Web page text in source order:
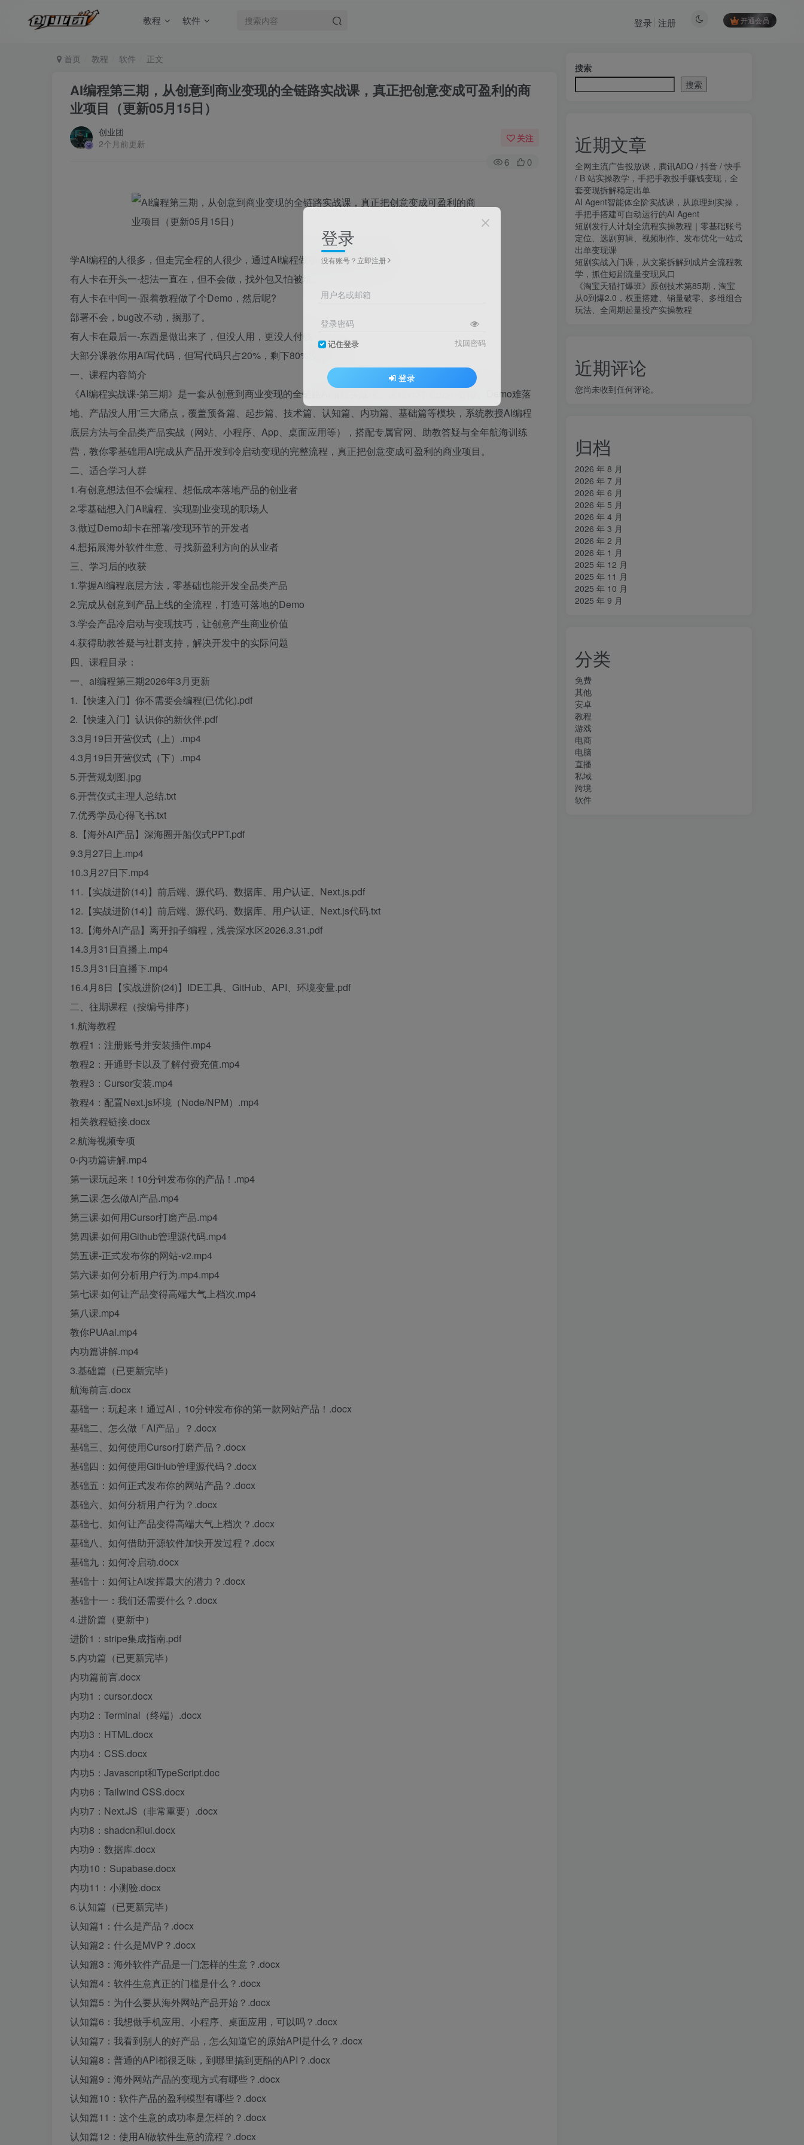
教程 软件 开通会员
登录 注册
首页 教程 软件 正文
AI编程第三期，从创意到商业变现的全链路实战课，真正把创意变成可盈利的商
业项目（更新05月15日）
创业团
2个月前更新
关注
6 0
学AI编程的人很多，但走完全程的人很少，通过AI编程做项目賺钱的人更少。
有人卡在开头一-想法一直在，但不会做，找外包又怕被坑。
有人卡在中间一-跟着教程做了个Demo，然后呢?
部署不会，bug改不动，搁那了。
有人卡在最后一-东西是做出来了，但没人用，更没人付钱
大部分课教你用AI写代码，但写代码只占20%，剩下80%没人教。
一、课程内容简介
《AI编程实战课-第三期》是一套从创意到商业变现的全链路AI编程实战课。课程针对“想法不会做、Demo难落
地、产品没人用”三大痛点，覆盖预备篇、起步篇、技术篇、认知篇、内功篇、基础篇等模块，系统教授AI编程
底层方法与全品类产品实战（网站、小程序、App、桌面应用等），搭配专属官网、助教答疑与全年航海训练
营，教你零基础用AI完成从产品开发到冷启动变现的完整流程，真正把创意变成可盈利的商业项目。
二、适合学习人群
1.有创意想法但不会编程、想低成本落地产品的创业者
2.零基础想入门AI编程、实现副业变现的职场人
3.做过Demo却卡在部署/变现环节的开发者
4.想拓展海外软件生意、寻找新盈利方向的从业者
三、学习后的收获
1.掌握AI编程底层方法，零基础也能开发全品类产品
2.完成从创意到产品上线的全流程，打造可落地的Demo
3.学会产品冷启动与变现技巧，让创意产生商业价值
4.获得助教答疑与社群支持，解决开发中的实际问题
四、课程目录：
一、ai编程第三期2026年3月更新
1.【快速入门】你不需要会编程(已优化).pdf
2.【快速入门】认识你的新伙伴.pdf
3.3月19日开营仪式（上）.mp4
4.3月19日开营仪式（下）.mp4
5.开营规划图.jpg
6.开营仪式主理人总结.txt
7.优秀学员心得飞书.txt
8.【海外AI产品】深海圈开船仪式PPT.pdf
9.3月27日上.mp4
10.3月27日下.mp4
11.【实战进阶(14)】前后端、源代码、数据库、用户认证、Next.js.pdf
12.【实战进阶(14)】前后端、源代码、数据库、用户认证、Next.js代码.txt
13.【海外AI产品】离开扣子编程，浅尝深水区2026.3.31.pdf
14.3月31日直播上.mp4
15.3月31日直播下.mp4
16.4月8日【实战进阶(24)】IDE工具、GitHub、API、环境变量.pdf
二、往期课程（按编号排序）
1.航海教程
教程1：注册账号并安装插件.mp4
教程2：开通野卡以及了解付费充值.mp4
教程3：Cursor安装.mp4
教程4：配置Next.js环境（Node/NPM）.mp4
相关教程链接.docx
2.航海视频专项
0-内功篇讲解.mp4
第一课玩起来！10分钟发布你的产品！.mp4
第二课·怎么做AI产品.mp4
第三课·如何用Cursor打磨产品.mp4
第四课·如何用Github管理源代码.mp4
第五课-正式发布你的网站-v2.mp4
第六课·如何分析用户行为.mp4.mp4
第七课·如何让产品变得高端大气上档次.mp4
第八课.mp4
教你PUAai.mp4
内功篇讲解.mp4
3.基础篇（已更新完毕）
航海前言.docx
基础一：玩起来！通过AI，10分钟发布你的第一款网站产品！.docx
基础二、怎么做「AI产品」？.docx
基础三、如何使用Cursor打磨产品？.docx
基础四：如何使用GitHub管理源代码？.docx
基础五：如何正式发布你的网站产品？.docx
基础六、如何分析用户行为？.docx
基础七、如何让产品变得高端大气上档次？.docx
基础八、如何借助开源软件加快开发过程？.docx
基础九：如何冷启动.docx
基础十：如何让AI发挥最大的潜力？.docx
基础十一：我们还需要什么？.docx
4.进阶篇（更新中）
进阶1：stripe集成指南.pdf
5.内功篇（已更新完毕）
内功篇前言.docx
内功1：cursor.docx
内功2：Terminal（终端）.docx
内功3：HTML.docx
内功4：CSS.docx
内功5：Javascript和TypeScript.doc
内功6：Tailwind CSS.docx
内功7：Next.JS（非常重要）.docx
内功8：shadcn和ui.docx
内功9：数据库.docx
内功10：Supabase.docx
内功11：小测验.docx
6.认知篇（已更新完毕）
认知篇1：什么是产品？.docx
认知篇2：什么是MVP？.docx
认知篇3：海外软件产品是一门怎样的生意？.docx
认知篇4：软件生意真正的门槛是什么？.docx
认知篇5：为什么要从海外网站产品开始？.docx
认知篇6：我想做手机应用、小程序、桌面应用，可以吗？.docx
认知篇7：我看到别人的好产品，怎么知道它的原始API是什么？.docx
认知篇8：普通的API都很乏味，到哪里搞到更酷的API？.docx
认知篇9：海外网站产品的变现方式有哪些？.docx
认知篇10：软件产品的盈利模型有哪些？.docx
认知篇11：这个生意的成功率是怎样的？.docx
认知篇12：使用AI做软件生意的流程？.docx
搜索
搜索
近期文章
全网主流广告投放课，腾讯ADQ / 抖音 / 快手
/ B 站实操教学，手把手教投手赚钱变现，全
套变现拆解稳定出单
AI Agent智能体全阶实战课，从原理到实操，
手把手搭建可自动运行的AI Agent
短剧发行人计划全流程实操教程｜零基础账号
定位、选剧剪辑、视频制作、发布优化一站式
出单变现课​
短剧实战入门课，从文案拆解到成片全流程教
学，抓住短剧流量变现风口
《淘宝天猫打爆班》原创技术第85期，淘宝
从0到爆2.0，权重搭建、销量破零、多维组合
玩法、全周期起量投产实操教程
近期评论
您尚未收到任何评论。
归档
2026 年 8 月
2026 年 7 月
2026 年 6 月
2026 年 5 月
2026 年 4 月
2026 年 3 月
2026 年 2 月
2026 年 1 月
2025 年 12 月
2025 年 11 月
2025 年 10 月
2025 年 9 月
分类
免费
其他
安卓
教程
游戏
电商
电脑
直播
私域
跨境
软件
登录
没有账号？立即注册
用户名或邮箱
登录密码
记住登录 找回密码
登录